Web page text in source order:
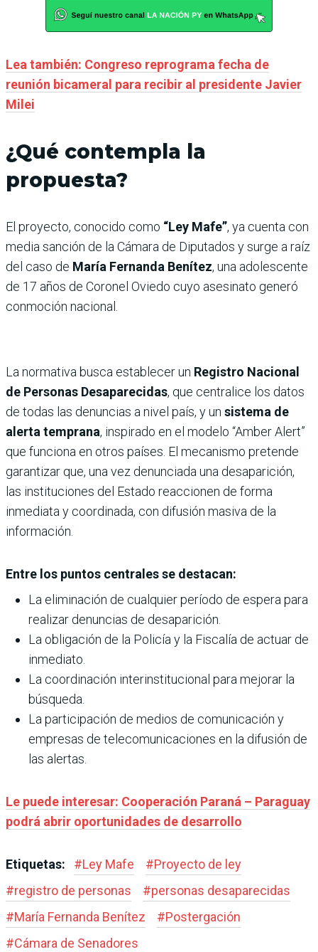
Lea también: Congreso reprograma fecha de
reunión bicameral para recibir al presidente Javier
Milei
¿Qué contempla la
propuesta?
El proyecto, conocido como “Ley Mafe”, ya cuenta con
media sanción de la Cámara de Diputados y surge a raíz
del caso de María Fernanda Benítez, una adolescente
de 17 años de Coronel Oviedo cuyo asesinato generó
conmoción nacional.
La normativa busca establecer un Registro Nacional
de Personas Desaparecidas, que centralice los datos
de todas las denuncias a nivel país, y un sistema de
alerta temprana, inspirado en el modelo “Amber Alert”
que funciona en otros países. El mecanismo pretende
garantizar que, una vez denunciada una desaparición,
las instituciones del Estado reaccionen de forma
inmediata y coordinada, con difusión masiva de la
información.
Entre los puntos centrales se destacan:
La eliminación de cualquier período de espera para
realizar denuncias de desaparición.
La obligación de la Policía y la Fiscalía de actuar de
inmediato.
La coordinación interinstitucional para mejorar la
búsqueda.
La participación de medios de comunicación y
empresas de telecomunicaciones en la difusión de
las alertas.
Le puede interesar: Cooperación Paraná – Paraguay
podrá abrir oportunidades de desarrollo
Etiquetas: #Ley Mafe #Proyecto de ley
#registro de personas #personas desaparecidas
#María Fernanda Benítez #Postergación
#Cámara de Senadores